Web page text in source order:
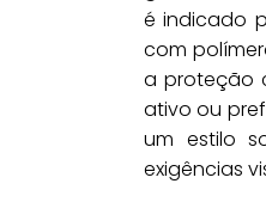
é indicado
com
a proteção
ativo ou
um estilo
exigências